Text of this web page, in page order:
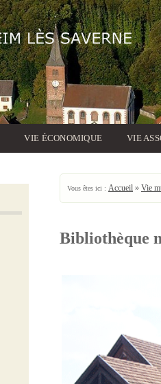
VIE ÉCONOMIQUE VIE
Vous êtes ici : Accueil » Vie
Bibliothèque